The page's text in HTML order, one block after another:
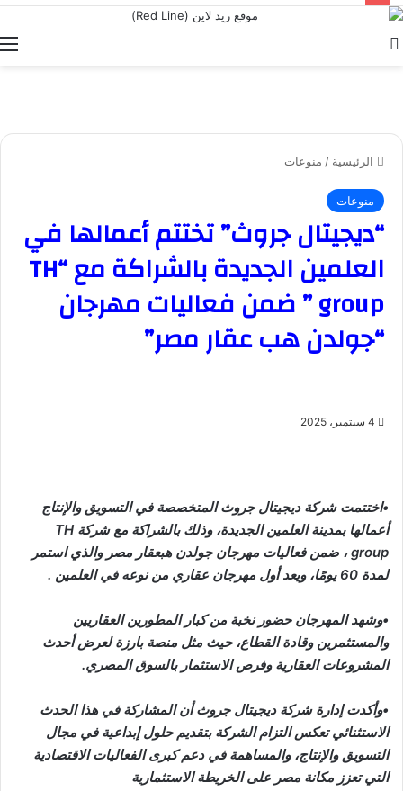
الرئيسية / منوعات
منوعات
“ديجيتال جروث” تختتم أعمالها في
العلمين الجديدة بالشراكة مع “TH
group ” ضمن فعاليات مهرجان
“جولدن هب عقار مصر”
4 سبتمبر، 2025
•اختتمت شركة ديجيتال جروث المتخصصة في التسويق والإنتاج
أعمالها بمدينة العلمين الجديدة، وذلك بالشراكة مع شركة TH
group ، ضمن فعاليات مهرجان جولدن هبعقار مصر والذي استمر
لمدة 60 يومًا، ويعد أول مهرجان عقاري من نوعه في العلمين .
•وشهد المهرجان حضور نخبة من كبار المطورين العقاريين
والمستثمرين وقادة القطاع، حيث مثل منصة بارزة لعرض أحدث
المشروعات العقارية وفرص الاستثمار بالسوق المصري.
•وأكدت إدارة شركة ديجيتال جروث أن المشاركة في هذا الحدث
الاستثنائي تعكس التزام الشركة بتقديم حلول إبداعية في مجال
التسويق والإنتاج، والمساهمة في دعم كبرى الفعاليات الاقتصادية
التي تعزز مكانة مصر على الخريطة الاستثمارية